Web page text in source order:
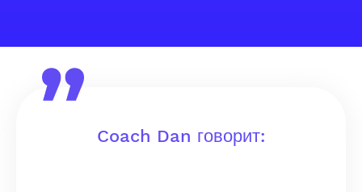
Coach Dan говорит: